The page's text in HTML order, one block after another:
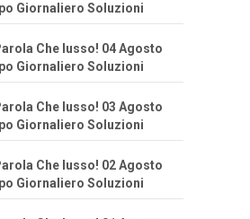
Giornaliero Soluzioni
Che lusso! 04 Agosto
Giornaliero Soluzioni
Che lusso! 03 Agosto
Giornaliero Soluzioni
Che lusso! 02 Agosto
Giornaliero Soluzioni